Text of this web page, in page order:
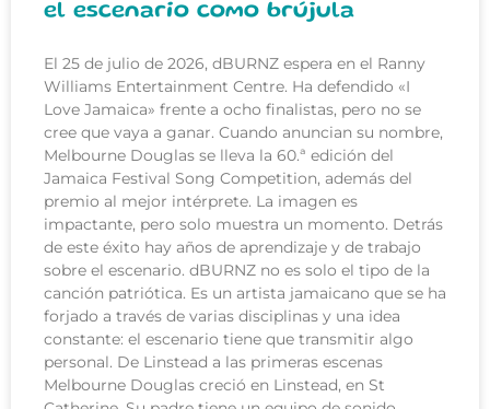
el escenario como brújula
El 25 de julio de 2026, dBURNZ espera en el Ranny
Williams Entertainment Centre. Ha defendido «I
Love Jamaica» frente a ocho finalistas, pero no se
cree que vaya a ganar. Cuando anuncian su nombre,
Melbourne Douglas se lleva la 60.ª edición del
Jamaica Festival Song Competition, además del
premio al mejor intérprete. La imagen es
impactante, pero solo muestra un momento. Detrás
de este éxito hay años de aprendizaje y de trabajo
sobre el escenario. dBURNZ no es solo el tipo de la
canción patriótica. Es un artista jamaicano que se ha
forjado a través de varias disciplinas y una idea
constante: el escenario tiene que transmitir algo
personal. De Linstead a las primeras escenas
Melbourne Douglas creció en Linstead, en St